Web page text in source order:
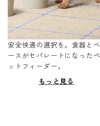
安全快適の選択を。食器とベ
ースがセパレートになったペ
ットフィーダー。
もっと見る